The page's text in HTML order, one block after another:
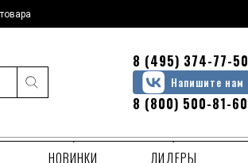
8 (495) 374-77-50
Напишите нам
8 (800) 500-81-60
НОВИНКИ ЛИДЕРЫ